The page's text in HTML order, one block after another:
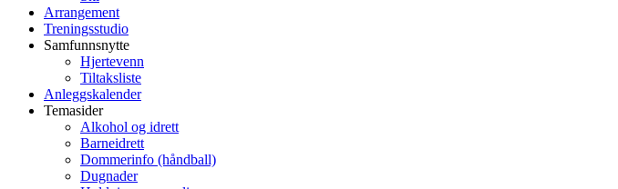
Arrangement
Treningsstudio
Samfunnsnytte
Hjertevenn
Tiltaksliste
Anleggskalender
Temasider
Alkohol og idrett
Barneidrett
Dommerinfo (håndball)
Dugnader